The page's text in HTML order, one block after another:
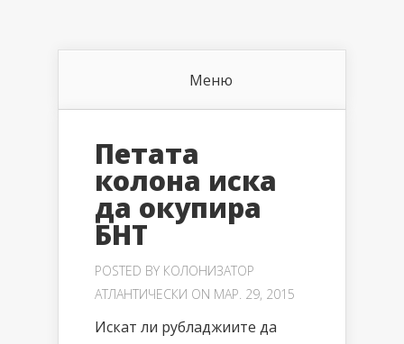
Меню
Петата
колона иска
да окупира
БНТ
POSTED BY КОЛОНИЗАТОР
АТЛАНТИЧЕСКИ ON МАР. 29, 2015
Искат ли рубладжиите да